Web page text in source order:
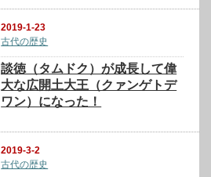
2019-1-23
古代の歴史
談徳（タムドク）が成長して偉
大な広開土大王（クァンゲトデ
ワン）になった！
2019-3-2
古代の歴史